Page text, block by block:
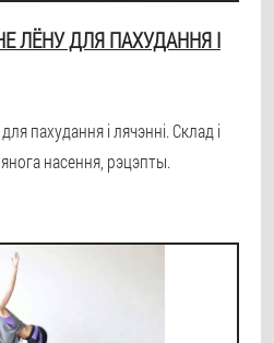
ЛЁНУ ДЛЯ ПАХУДАННЯ І
пахудання і лячэнні. Склад і
насення, рэцэпты.